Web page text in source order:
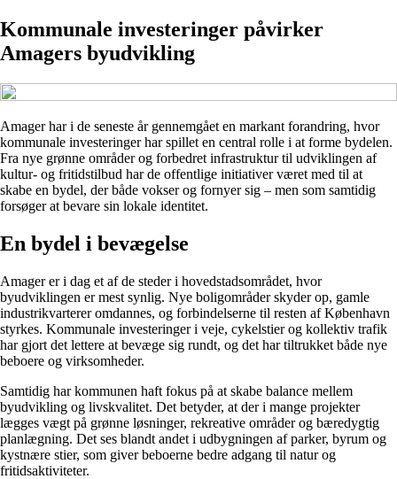
Kommunale investeringer påvirker
Amagers byudvikling
Amager har i de seneste år gennemgået en markant forandring, hvor
kommunale investeringer har spillet en central rolle i at forme bydelen.
Fra nye grønne områder og forbedret infrastruktur til udviklingen af
kultur- og fritidstilbud har de offentlige initiativer været med til at
skabe en bydel, der både vokser og fornyer sig – men som samtidig
forsøger at bevare sin lokale identitet.
En bydel i bevægelse
Amager er i dag et af de steder i hovedstadsområdet, hvor
byudviklingen er mest synlig. Nye boligområder skyder op, gamle
industrikvarterer omdannes, og forbindelserne til resten af København
styrkes. Kommunale investeringer i veje, cykelstier og kollektiv trafik
har gjort det lettere at bevæge sig rundt, og det har tiltrukket både nye
beboere og virksomheder.
Samtidig har kommunen haft fokus på at skabe balance mellem
byudvikling og livskvalitet. Det betyder, at der i mange projekter
lægges vægt på grønne løsninger, rekreative områder og bæredygtig
planlægning. Det ses blandt andet i udbygningen af parker, byrum og
kystnære stier, som giver beboerne bedre adgang til natur og
fritidsaktiviteter.